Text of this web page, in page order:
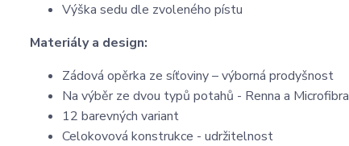
Výška sedu dle zvoleného pístu
Materiály a design:
Zádová opěrka ze síťoviny – výborná prodyšnost
Na výběr ze dvou typů potahů - Renna a Microfibra
12 barevných variant
Celokovová konstrukce - udržitelnost